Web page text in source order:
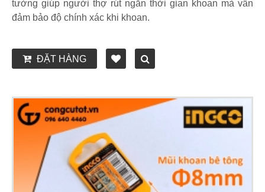
tưởng giúp người thợ rút ngắn thời gian khoan mà vẫn
đảm bảo độ chính xác khi khoan.
ĐẶT HÀNG